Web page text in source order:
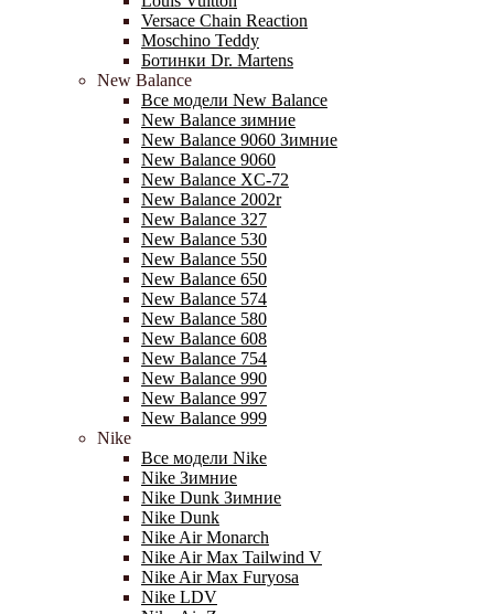
Versace Chain Reaction
Moschino Teddy
Ботинки Dr. Martens
New Balance
Все модели New Balance
New Balance зимние
New Balance 9060 Зимние
New Balance 9060
New Balance XC-72
New Balance 2002r
New Balance 327
New Balance 530
New Balance 550
New Balance 650
New Balance 574
New Balance 580
New Balance 608
New Balance 754
New Balance 990
New Balance 997
New Balance 999
Nike
Все модели Nike
Nike Зимние
Nike Dunk Зимние
Nike Dunk
Nike Air Monarch
Nike Air Max Tailwind V
Nike Air Max Furyosa
Nike LDV